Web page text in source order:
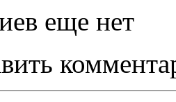
еще нет